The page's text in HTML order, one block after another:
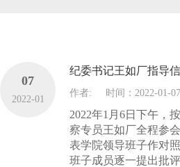
07
2022-01
纪委书记王如厂指导
作者: 时间：2022-01-07
2022年1月6日下午，
察专员王如厂全程参
表学院领导班子作对
班子成员逐一提出批